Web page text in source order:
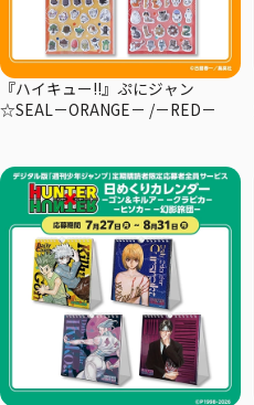
『ハイキュー!!』ぷにジャン
☆SEAL－ORANGE－ /－RED－